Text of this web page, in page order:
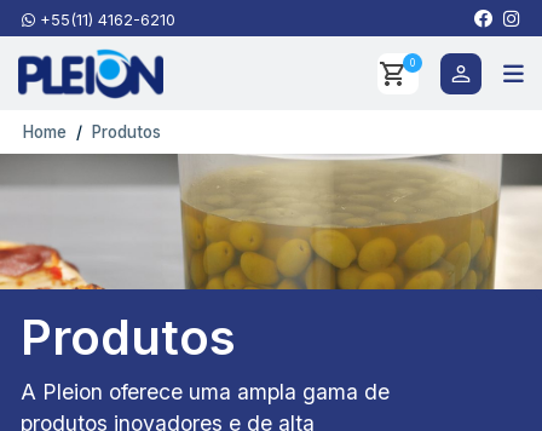
+55(11) 4162-6210
0
Home Produtos
Produtos
A Pleion oferece uma ampla gama de
produtos inovadores e de alta